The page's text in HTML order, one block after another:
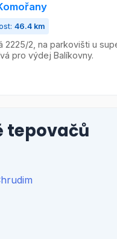
46.4 km
2225/2, na parkovišti u
pro výdej Balíkovny.
tepovačů